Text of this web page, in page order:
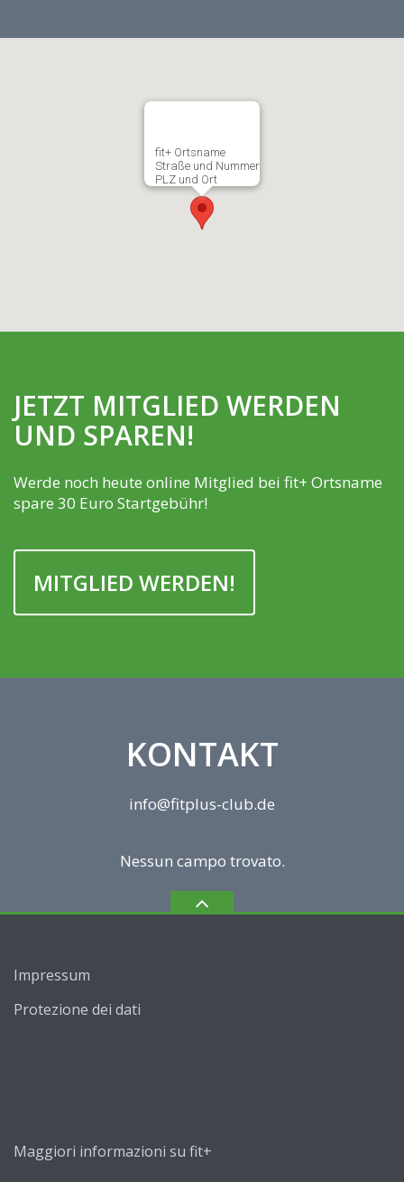
fit+ Ortsname
Straße und Nummer
PLZ und Ort
JETZT MITGLIED WERDEN
UND SPAREN!
Werde noch heute online Mitglied bei fit+ Ortsname
spare 30 Euro Startgebühr!
MITGLIED WERDEN!
KONTAKT
info@fitplus-club.de
Nessun campo trovato.
Impressum
Protezione dei dati
Maggiori informazioni su fit+